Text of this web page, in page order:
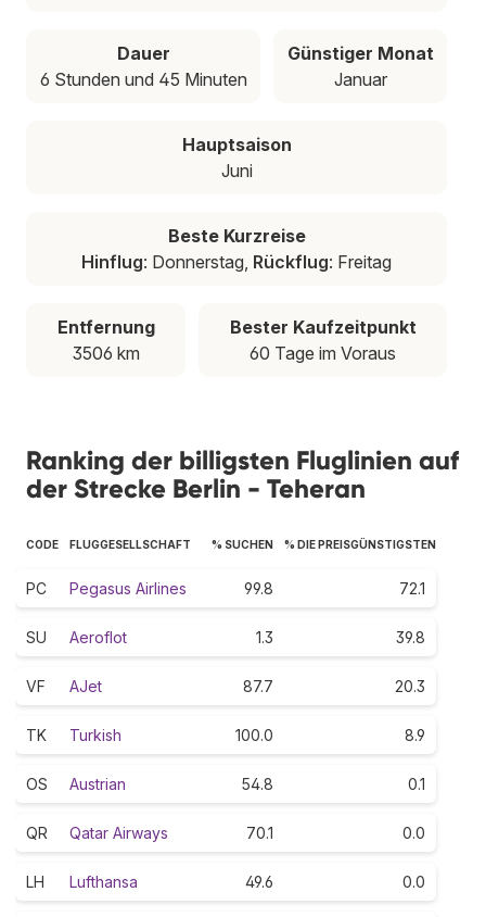
Dauer
6 Stunden und 45 Minuten
Günstiger Monat
Januar
Hauptsaison
Juni
Beste Kurzreise
Hinflug: Donnerstag, Rückflug: Freitag
Entfernung
3506 km
Bester Kaufzeitpunkt
60 Tage im Voraus
Ranking der billigsten Fluglinien auf
der Strecke Berlin - Teheran
CODE FLUGGESELLSCHAFT % SUCHEN % DIE PREISGÜNSTIGSTEN
PC Pegasus Airlines 99.8 72.1
SU Aeroflot 1.3 39.8
VF AJet 87.7 20.3
TK Turkish 100.0 8.9
OS Austrian 54.8 0.1
QR Qatar Airways 70.1 0.0
LH Lufthansa 49.6 0.0